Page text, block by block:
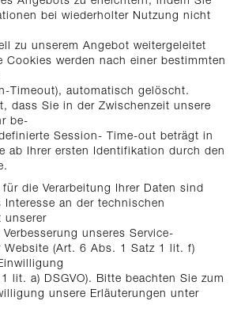
bei wiederholter Nutzung nicht
zu unserem Angebot weitergeleitet
Cookies werden nach einer bestimmten
Timeout), automatisch gelöscht.
dass Sie in der Zwischenzeit unsere
be-
Session- Time-out beträgt in
ab Ihrer ersten Identifikation durch den
die Verarbeitung Ihrer Daten sind
an der technischen
unserer
unseres Service-
Website (Art. 6 Abs. 1 Satz 1 lit. f)
lit. a) DSGVO). Bitte beachten Sie zum
unsere Erläuterungen unter